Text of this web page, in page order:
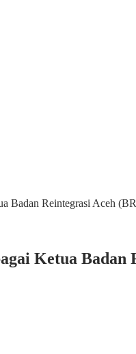
Badan Reintegrasi Aceh
Ketua Badan